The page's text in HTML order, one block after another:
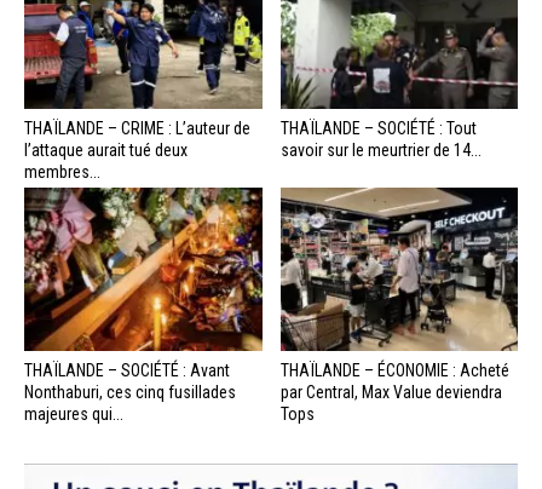
THAÏLANDE – CRIME : L’auteur de
l’attaque aurait tué deux
membres...
THAÏLANDE – SOCIÉTÉ : Tout
savoir sur le meurtrier de 14...
THAÏLANDE – SOCIÉTÉ : Avant
Nonthaburi, ces cinq fusillades
majeures qui...
THAÏLANDE – ÉCONOMIE : Acheté
par Central, Max Value deviendra
Tops